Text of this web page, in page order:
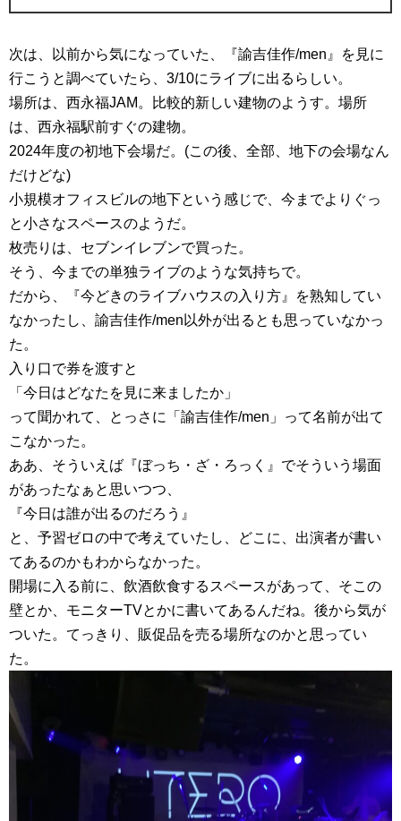
次は、以前から気になっていた、『諭吉佳作/men』を見に
行こうと調べていたら、3/10にライブに出るらしい。
場所は、西永福JAM。比較的新しい建物のようす。場所
は、西永福駅前すぐの建物。
2024年度の初地下会場だ。(この後、全部、地下の会場なん
だけどな)
小規模オフィスビルの地下という感じで、今までよりぐっ
と小さなスペースのようだ。
枚売りは、セブンイレブンで買った。
そう、今までの単独ライブのような気持ちで。
だから、『今どきのライブハウスの入り方』を熟知してい
なかったし、諭吉佳作/men以外が出るとも思っていなかっ
た。
入り口で券を渡すと
「今日はどなたを見に来ましたか」
って聞かれて、とっさに「諭吉佳作/men」って名前が出て
こなかった。
ああ、そういえば『ぼっち・ざ・ろっく』でそういう場面
があったなぁと思いつつ、
『今日は誰が出るのだろう』
と、予習ゼロの中で考えていたし、どこに、出演者が書い
てあるのかもわからなかった。
開場に入る前に、飲酒飲食するスペースがあって、そこの
壁とか、モニターTVとかに書いてあるんだね。後から気が
ついた。てっきり、販促品を売る場所なのかと思ってい
た。